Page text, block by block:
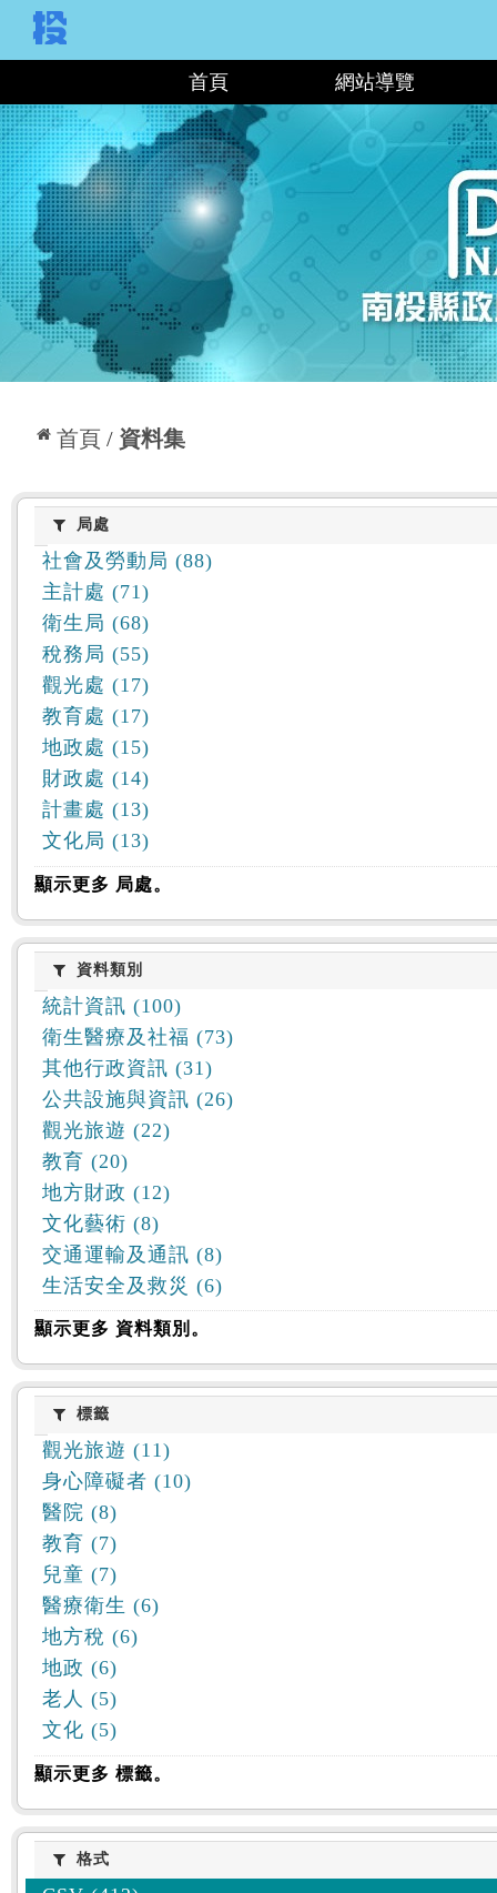
首頁 網站導覽
首頁 資料集
:::
局處局處
社會及勞動局 (88)
主計處 (71)
衛生局 (68)
稅務局 (55)
觀光處 (17)
教育處 (17)
地政處 (15)
財政處 (14)
計畫處 (13)
文化局 (13)
顯示更多 局處。
資料類別
資料類別
統計資訊 (100)
衛生醫療及社福 (73)
其他行政資訊 (31)
公共設施與資訊 (26)
觀光旅遊 (22)
教育 (20)
地方財政 (12)
文化藝術 (8)
交通運輸及通訊 (8)
生活安全及救災 (6)
顯示更多 資料類別。
標籤標籤
觀光旅遊 (11)
身心障礙者 (10)
醫院 (8)
教育 (7)
兒童 (7)
醫療衛生 (6)
地方稅 (6)
地政 (6)
老人 (5)
文化 (5)
顯示更多 標籤。
格式格式